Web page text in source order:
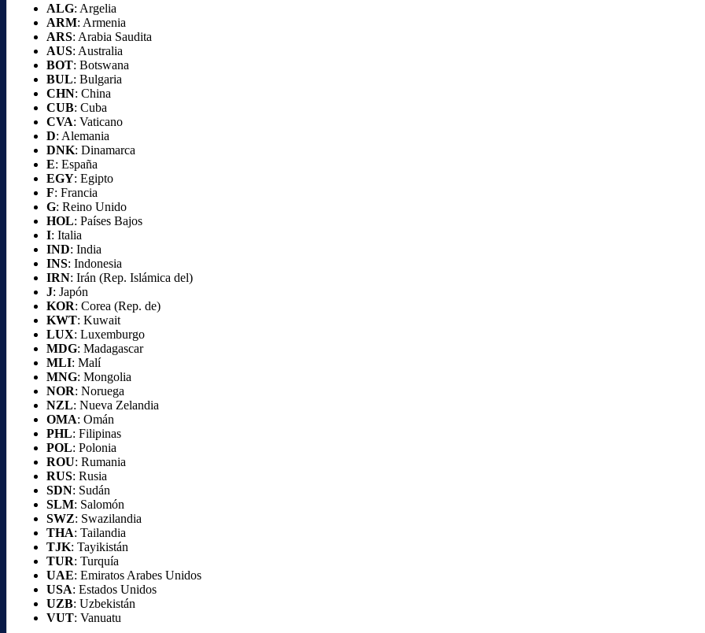
ALG: Argelia
ARM: Armenia
ARS: Arabia Saudita
AUS: Australia
BOT: Botswana
BUL: Bulgaria
CHN: China
CUB: Cuba
CVA: Vaticano
D: Alemania
DNK: Dinamarca
E: España
EGY: Egipto
F: Francia
G: Reino Unido
HOL: Países Bajos
I: Italia
IND: India
INS: Indonesia
IRN: Irán (Rep. Islámica del)
J: Japón
KOR: Corea (Rep. de)
KWT: Kuwait
LUX: Luxemburgo
MDG: Madagascar
MLI: Malí
MNG: Mongolia
NOR: Noruega
NZL: Nueva Zelandia
OMA: Omán
PHL: Filipinas
POL: Polonia
ROU: Rumania
RUS: Rusia
SDN: Sudán
SLM: Salomón
SWZ: Swazilandia
THA: Tailandia
TJK: Tayikistán
TUR: Turquía
UAE: Emiratos Arabes Unidos
USA: Estados Unidos
UZB: Uzbekistán
VUT: Vanuatu